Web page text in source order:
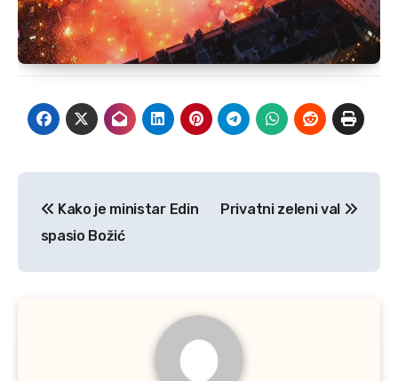
navigation
Kako je ministar Edin
spasio Božić
Privatni zeleni val